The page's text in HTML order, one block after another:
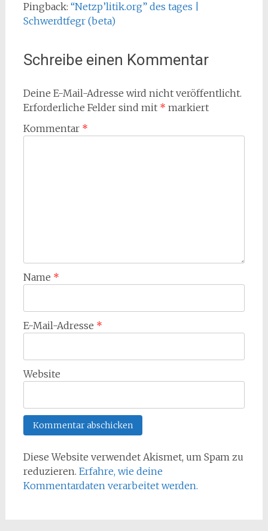
Pingback: “Netzp’litik.org” des tages |
Schwerdtfegr (beta)
Schreibe einen Kommentar
Deine E-Mail-Adresse wird nicht veröffentlicht.
Erforderliche Felder sind mit * markiert
Kommentar *
Name *
E-Mail-Adresse *
Website
Diese Website verwendet Akismet, um Spam zu
reduzieren. Erfahre, wie deine
Kommentardaten verarbeitet werden.